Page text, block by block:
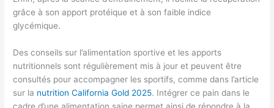
grâce à son apport protéique et à son faible indice
glycémique.
Des conseils sur l’alimentation sportive et les apports
nutritionnels sont régulièrement mis à jour et peuvent être
consultés pour accompagner les sportifs, comme dans l’article
sur la nutrition California Gold 2025. Intégrer ce pain dans le